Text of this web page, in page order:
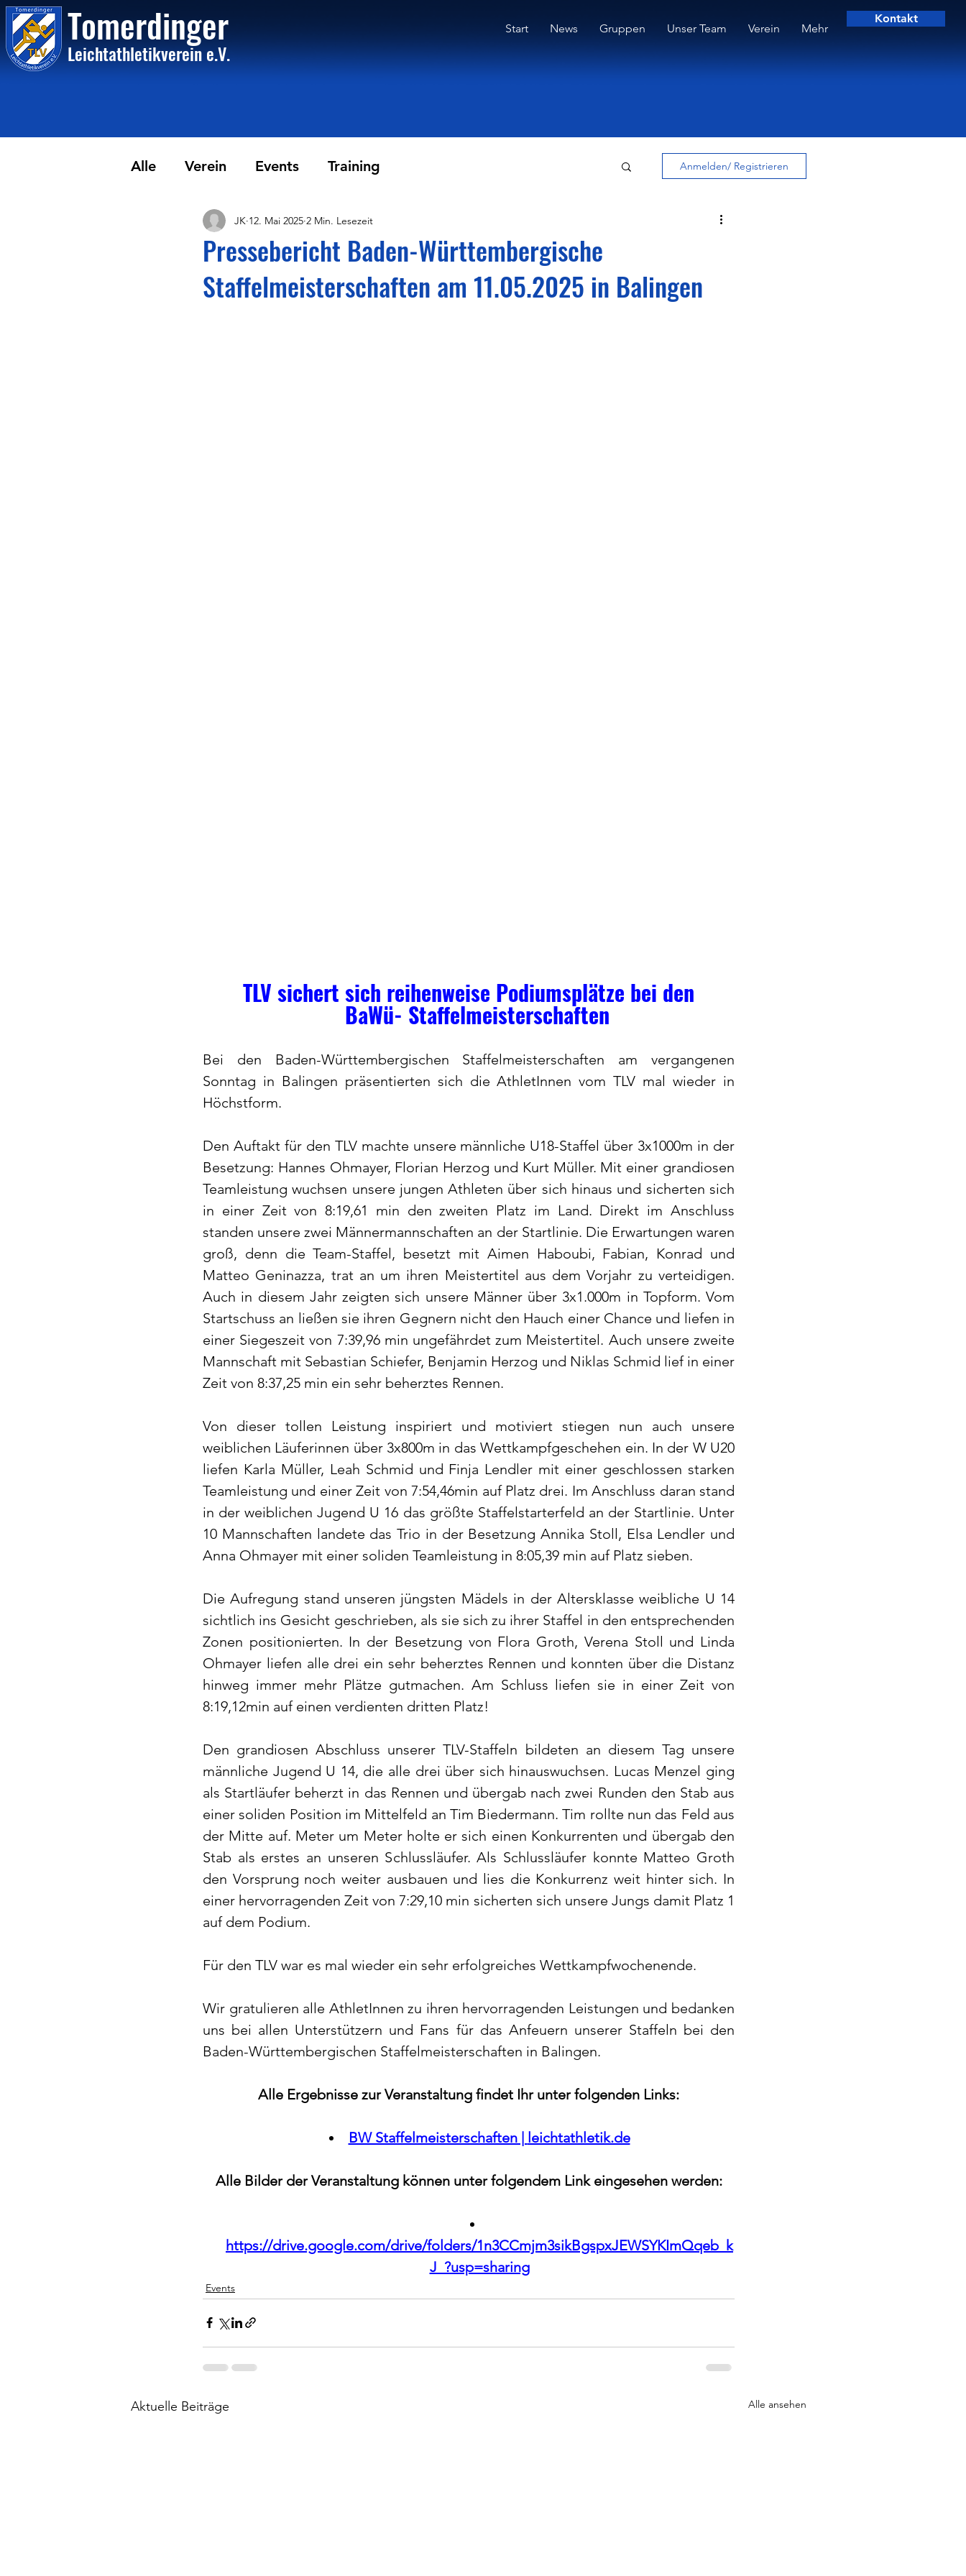
Tomerdinger
Leichtathletikvereine.V.
Start News Gruppen Unser Team Verein Mehr
Kontakt
Alle Verein Events Training Anmelden/ Registrieren
Pressebericht Baden-Württembergische
Staffelmeisterschaften am 11.05.2025 in Balingen
JK 12. Mai 2025 2 Min. Lesezeit
TLV sichert sich reihenweise Podiumsplätze bei den
BaWü- Staffelmeisterschaften
Bei den Baden-Württembergischen Staffelmeisterschaften am vergangenen
Sonntag in Balingen präsentierten sich die AthletInnen vom TLV mal wieder in
Höchstform.
Den Auftakt für den TLV machte unsere männliche U18-Staffel über 3x1000m in der
Besetzung: Hannes Ohmayer, Florian Herzog und Kurt Müller. Mit einer grandiosen
Teamleistung wuchsen unsere jungen Athleten über sich hinaus und sicherten sich
in einer Zeit von 8:19,61 min den zweiten Platz im Land. Direkt im Anschluss
standen unsere zwei Männermannschaften an der Startlinie. Die Erwartungen waren
groß, denn die Team-Staffel, besetzt mit Aimen Haboubi, Fabian, Konrad und
Matteo Geninazza, trat an um ihren Meistertitel aus dem Vorjahr zu verteidigen.
Auch in diesem Jahr zeigten sich unsere Männer über 3x1.000m in Topform. Vom
Startschuss an ließen sie ihren Gegnern nicht den Hauch einer Chance und liefen in
einer Siegeszeit von 7:39,96 min ungefährdet zum Meistertitel. Auch unsere zweite
Mannschaft mit Sebastian Schiefer, Benjamin Herzog und Niklas Schmid lief in einer
Zeit von 8:37,25 min ein sehr beherztes Rennen.
Von dieser tollen Leistung inspiriert und motiviert stiegen nun auch unsere
weiblichen Läuferinnen über 3x800m in das Wettkampfgeschehen ein. In der W U20
liefen Karla Müller, Leah Schmid und Finja Lendler mit einer geschlossen starken
Teamleistung und einer Zeit von 7:54,46min auf Platz drei. Im Anschluss daran stand
in der weiblichen Jugend U 16 das größte Staffelstarterfeld an der Startlinie. Unter
10 Mannschaften landete das Trio in der Besetzung Annika Stoll, Elsa Lendler und
Anna Ohmayer mit einer soliden Teamleistung in 8:05,39 min auf Platz sieben.
Die Aufregung stand unseren jüngsten Mädels in der Altersklasse weibliche U 14
sichtlich ins Gesicht geschrieben, als sie sich zu ihrer Staffel in den entsprechenden
Zonen positionierten. In der Besetzung von Flora Groth, Verena Stoll und Linda
Ohmayer liefen alle drei ein sehr beherztes Rennen und konnten über die Distanz
hinweg immer mehr Plätze gutmachen. Am Schluss liefen sie in einer Zeit von
8:19,12min auf einen verdienten dritten Platz!
Den grandiosen Abschluss unserer TLV-Staffeln bildeten an diesem Tag unsere
männliche Jugend U 14, die alle drei über sich hinauswuchsen. Lucas Menzel ging
als Startläufer beherzt in das Rennen und übergab nach zwei Runden den Stab aus
einer soliden Position im Mittelfeld an Tim Biedermann. Tim rollte nun das Feld aus
der Mitte auf. Meter um Meter holte er sich einen Konkurrenten und übergab den
Stab als erstes an unseren Schlussläufer. Als Schlussläufer konnte Matteo Groth
den Vorsprung noch weiter ausbauen und lies die Konkurrenz weit hinter sich. In
einer hervorragenden Zeit von 7:29,10 min sicherten sich unsere Jungs damit Platz 1
auf dem Podium.
Für den TLV war es mal wieder ein sehr erfolgreiches Wettkampfwochenende.
Wir gratulieren alle AthletInnen zu ihren hervorragenden Leistungen und bedanken
uns bei allen Unterstützern und Fans für das Anfeuern unserer Staffeln bei den
Baden-Württembergischen Staffelmeisterschaften in Balingen.
Alle Ergebnisse zur Veranstaltung findet Ihr unter folgenden Links:
BW Staffelmeisterschaften | leichtathletik.de
Alle Bilder der Veranstaltung können unter folgendem Link eingesehen werden:
https://drive.google.com/drive/folders/1n3CCmjm3sikBgspxJEWSYKImQqeb_k
J_?usp=sharing
Events
Aktuelle Beiträge Alle ansehen